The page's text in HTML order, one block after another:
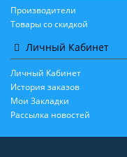
Производители
Товары со скидкой
Личный Кабинет
Личный Кабинет
История заказов
Мои Закладки
Рассылка новостей